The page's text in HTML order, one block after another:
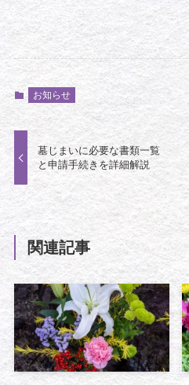
お知らせ
墓じまいに必要な書類一覧
と申請手続きを詳細解説
関連記事